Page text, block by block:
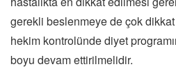
gerekli beslenmeye de çok
hekim kontrolünde diyet
boyu devam ettirilmelidir.